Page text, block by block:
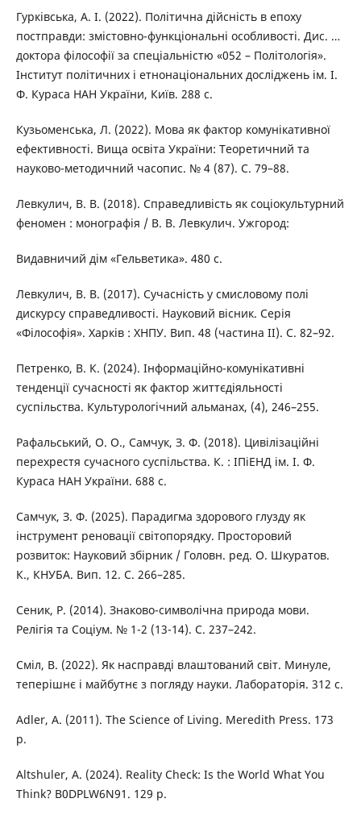
Гурківська, А. І. (2022). Політична дійсність в епоху
постправди: змістовно-функціональні особливості. Дис. …
доктора філософії за спеціальністю «052 – Політологія».
Інститут політичних і етнонаціональних досліджень ім. І.
Ф. Кураса НАН України, Київ. 288 с.
Кузьоменська, Л. (2022). Мова як фактор комунікативної
ефективності. Вища освіта України: Теоретичний та
науково-методичний часопис. № 4 (87). С. 79–88.
Левкулич, В. В. (2018). Справедливість як соціокультурний
феномен : монографія / В. В. Левкулич. Ужгород:
Видавничий дім «Гельветика». 480 с.
Левкулич, В. В. (2017). Сучасність у смисловому полі
дискурсу справедливості. Науковий вісник. Серія
«Філософія». Харків : ХНПУ. Вип. 48 (частина ІІ). С. 82–92.
Петренко, В. К. (2024). Інформаційно-комунікативні
тенденції сучасності як фактор життєдіяльності
суспільства. Культурологічний альманах, (4), 246–255.
Рафальський, О. О., Самчук, З. Ф. (2018). Цивілізаційні
перехрестя сучасного суспільства. К. : ІПіЕНД ім. І. Ф.
Кураса НАН України. 688 с.
Самчук, З. Ф. (2025). Парадигма здорового глузду як
інструмент реновації світопорядку. Просторовий
розвиток: Науковий збірник / Головн. ред. О. Шкуратов.
К., КНУБА. Вип. 12. С. 266–285.
Сеник, Р. (2014). Знаково-символічна природа мови.
Релігія та Соціум. № 1-2 (13-14). С. 237–242.
Сміл, В. (2022). Як насправді влаштований світ. Минуле,
теперішнє і майбутнє з погляду науки. Лабораторія. 312 с.
Adler, A. (2011). The Science of Living. Meredith Press. 173
р.
Altshuler, A. (2024). Reality Check: Is the World What You
Think? B0DPLW6N91. 129 р.